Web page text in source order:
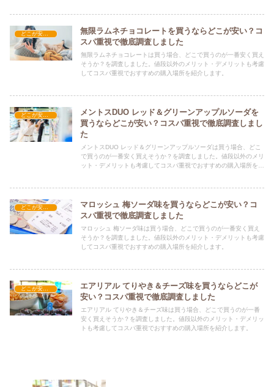
どこが安い？-お菓子・スイーツ・アイス
無限ラムネチョコレートを買うならどこが安い？コ
スパ重視で徹底調査しました
無限ラムネチョコレートは買う場合、どこで買うのが一番安く買え
そうか？を調査しました。値段以外のメリット・デメリットも考慮
してコスパ重視でおすすめの購入場所を紹介します。
どこが安い？-お菓子・スイーツ・アイス
メントスDUO レッド＆グリーンアップルソーダを
買うならどこが安い？コスパ重視で徹底調査しまし
た
メントスDUO レッド＆グリーンアップルソーダは買う場合、どこ
で買うのが一番安く買えそうか？を調査しました。値段以外のメリ
ット・デメリットも考慮してコスパ重視でおすすめの購入場所を紹
マロッシュ 梅ソーダ味を買うならどこが安い？コ
スパ重視で徹底調査しました
マロッシュ 梅ソーダ味は買う場合、どこで買うのが一番安く買え
そうか？を調査しました。値段以外のメリット・デメリットも考慮
してコスパ重視でおすすめの購入場所を紹介します。
エアリアル てりやき＆チーズ味を買うならどこが
安い？コスパ重視で徹底調査しました
エアリアル てりやき＆チーズ味は買う場合、どこで買うのが一番
安く買えそうか？を調査しました。値段以外のメリット・デメリッ
トも考慮してコスパ重視でおすすめの購入場所を紹介します。